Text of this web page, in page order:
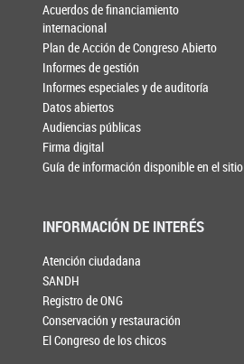
Acuerdos de financiamiento
internacional
Plan de Acción de Congreso Abierto
Informes de gestión
Informes especiales y de auditoría
Datos abiertos
Audiencias públicas
Firma digital
Guía de información disponible en el sitio
INFORMACIÓN DE INTERÉS
Atención ciudadana
SANDH
Registro de ONG
Conservación y restauración
El Congreso de los chicos